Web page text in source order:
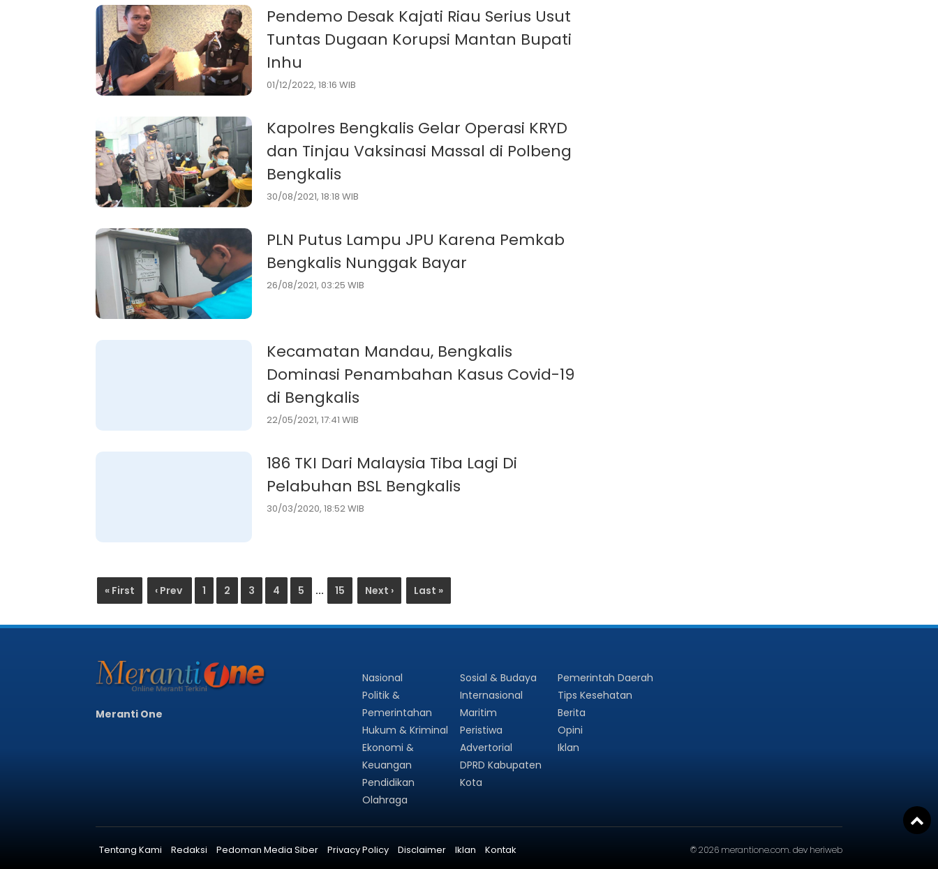
Pendemo Desak Kajati Riau Serius Usut
Tuntas Dugaan Korupsi Mantan Bupati
Inhu
01/12/2022, 18:16 WIB
Kapolres Bengkalis Gelar Operasi KRYD
dan Tinjau Vaksinasi Massal di Polbeng
Bengkalis
30/08/2021, 18:18 WIB
PLN Putus Lampu JPU Karena Pemkab
Bengkalis Nunggak Bayar
26/08/2021, 03:25 WIB
Kecamatan Mandau, Bengkalis
Dominasi Penambahan Kasus Covid-19
di Bengkalis
22/05/2021, 17:41 WIB
186 TKI Dari Malaysia Tiba Lagi Di
Pelabuhan BSL Bengkalis
30/03/2020, 18:52 WIB
« First ‹ Prev 1 2 3 4 5 ... 15 Next › Last »
Meranti One
Nasional
Politik &
Pemerintahan
Hukum & Kriminal
Ekonomi &
Keuangan
Pendidikan
Olahraga
Sosial & Budaya
Internasional
Maritim
Peristiwa
Advertorial
DPRD Kabupaten
Kota
Pemerintah Daerah
Tips Kesehatan
Berita
Opini
Iklan
Tentang Kami Redaksi Pedoman Media Siber Privacy Policy Disclaimer Iklan Kontak © 2026 merantione.com. dev heriweb